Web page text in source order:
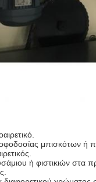
μπισκότων ή
ή φιστικιών στα